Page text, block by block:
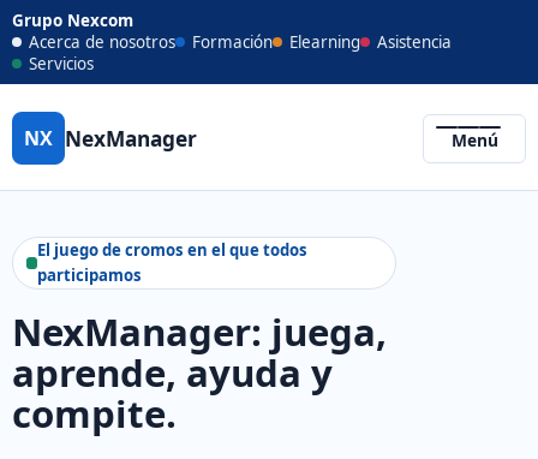
Grupo Nexcom
Acerca de nosotros
Formación Elearning
Asistencia
Servicios
NX NexManager Menú
El juego de cromos en el que todos
participamos
NexManager: juega,
aprende, ayuda y
compite.